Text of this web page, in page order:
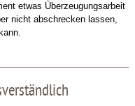
etwas Überzeugungsarbeit
nicht abschrecken lassen,